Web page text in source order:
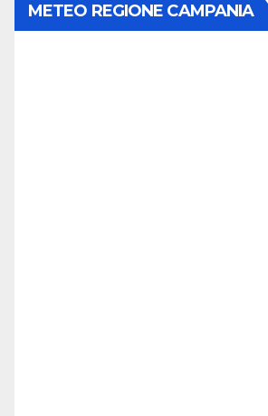
METEO REGIONE CAMPANIA